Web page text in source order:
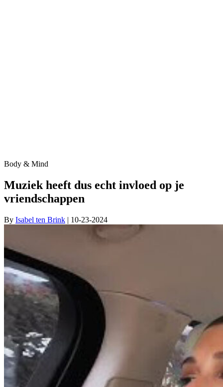
Body & Mind
Muziek heeft dus echt invloed op je
vriendschappen
By Isabel ten Brink | 10-23-2024